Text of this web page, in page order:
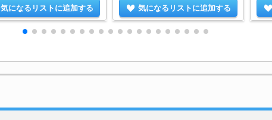
気になるリストに追加する 気になるリストに追加する